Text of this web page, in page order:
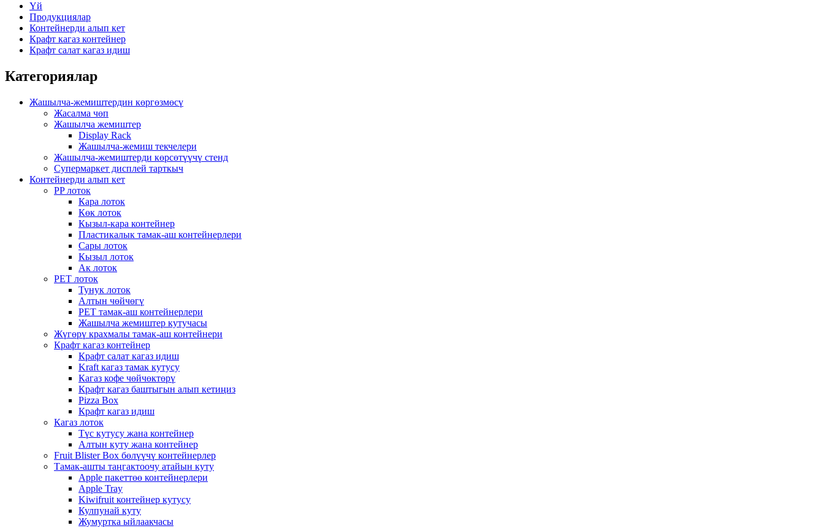
Үй
Продукциялар
Контейнерди алып кет
Крафт кагаз контейнер
Крафт салат кагаз идиш
Категориялар
Жашылча-жемиштердин көргөзмөсү
Жасалма чөп
Жашылча жемиштер
Display Rack
Жашылча-жемиш текчелери
Жашылча-жемиштерди көрсөтүүчү стенд
Супермаркет дисплей тарткыч
Контейнерди алып кет
PP лоток
Кара лоток
Көк лоток
Кызыл-кара контейнер
Пластикалык тамак-аш контейнерлери
Сары лоток
Кызыл лоток
Ак лоток
PET лоток
Тунук лоток
Алтын чөйчөгү
PET тамак-аш контейнерлери
Жашылча жемиштер кутучасы
Жүгөрү крахмалы тамак-аш контейнери
Крафт кагаз контейнер
Крафт салат кагаз идиш
Kraft кагаз тамак кутусу
Кагаз кофе чөйчөктөрү
Крафт кагаз баштыгын алып кетиңиз
Pizza Box
Крафт кагаз идиш
Кагаз лоток
Түс кутусу жана контейнер
Алтын куту жана контейнер
Fruit Blister Box бөлүүчү контейнерлер
Тамак-ашты таңгактоочу атайын куту
Apple пакеттөө контейнерлери
Apple Tray
Kiwifruit контейнер кутусу
Кулпунай куту
Жумуртка ыйлаакчасы